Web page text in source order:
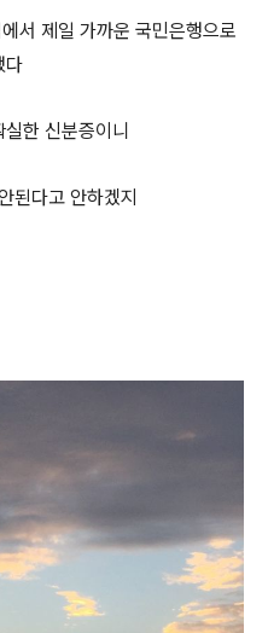
서 제일 가까운 국민은행으로
다
한 신분증이니
된다고 안하겠지